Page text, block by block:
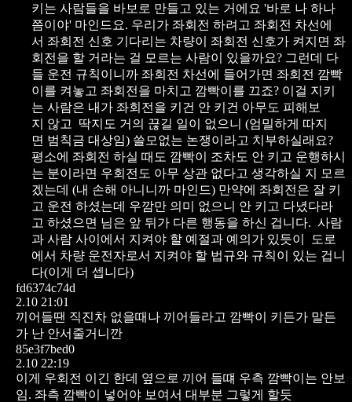
키는 사람들을 바보로 만들고 있는 거에요 '바로 나 하나
쯤이야' 마인드요. 우리가 좌회전 하려고 좌회전 차선에
서 좌회전 신호 기다리는 차량이
좌회전 신호가 켜지면 좌
회전을 할 거라는 걸 모르는 사람이 있을까요? 그런데 다
들 운전 규칙이니까 좌회전 차선에 들어가면 좌회전 깜빡
이를 켜놓고 좌회전을 마치고 깜빡이를 끄죠? 이걸 지키
는 사람은 내가 좌회전을 키건 안 키건 아무도 피해보
지 않고
딱지도 거의 끊길 일이 없으니 (엄밀하게 따지
면 범칙금 대상임) 쓸모없는 논쟁이라고 치부하실래요?
평소에 좌회전 하실 때도 깜빡이 조차도 안 키고 운행하시
는 분이라면 우회전도 아무 상관 없다고 생각하실 지 모르
겠는데 (내 손해 아니니까 마인드) 만약에 좌회전은 잘 키
고 운전 하셨는데 우깜만 의미 없으니 안 키고 다녔다라
고 하셨으면 님은 앞 뒤가 다른 행동을 하신 겁니다. 사람
과 사람 사이에서 지켜야 할 예절과 예의가 있듯이
도로
에서 차량 운전자로서 지켜야 할 법규와 규칙이 있는 겁니
다(이게 더 셉니다)
fd6374c74d
2.10 21:01
끼어들땐 직진차 없을때나 끼어들라고 깜빡이 키든가 말든
가 난 안서줄거니깐
85e3f7bed0
2.10 22:19
이게 우회전 이긴 한데 옆으로 끼어 들떄 우측 깜빡이는 안보
임. 좌측 깜빡이 넣어야 보여서 대부분 그렇게 할듯